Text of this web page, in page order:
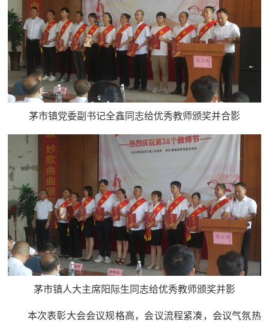
茅市镇党委副书记全鑫同志给优秀教师颁奖并合影
茅市镇人大主席阳际生同志给优秀教师颁奖并影
本次表彰大会会议规格高，会议流程紧凑，会议气氛热